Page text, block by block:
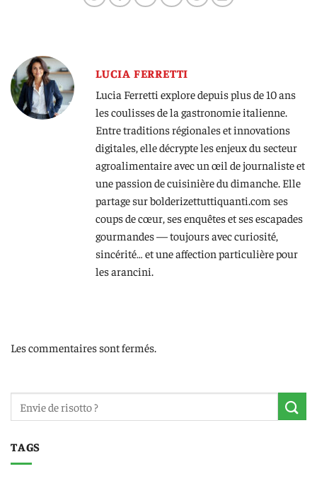
LUCIA FERRETTI
Lucia Ferretti explore depuis plus de 10 ans
les coulisses de la gastronomie italienne.
Entre traditions régionales et innovations
digitales, elle décrypte les enjeux du secteur
agroalimentaire avec un œil de journaliste et
une passion de cuisinière du dimanche. Elle
partage sur bolderizettuttiquanti.com ses
coups de cœur, ses enquêtes et ses escapades
gourmandes — toujours avec curiosité,
sincérité… et une affection particulière pour
les arancini.
Les commentaires sont fermés.
TAGS